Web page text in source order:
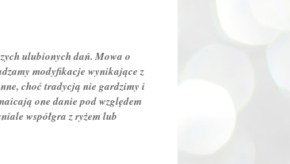
ulubionych dań. Mowa o
modyfikacje wynikające z
choć tradycją nie gardzimy i
one danie pod względem
współgra z ryżem lub